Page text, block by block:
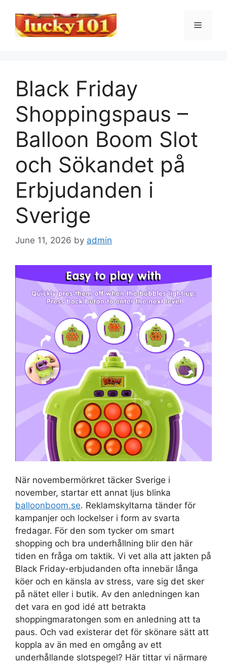
content
Menu
Black Friday
Shoppingspaus –
Balloon Boom Slot
och Sökandet på
Erbjudanden i
Sverige
June 11, 2026 by admin
När novembermörkret täcker Sverige i
november, startar ett annat ljus blinka
balloonboom.se. Reklamskyltarna tänder för
kampanjer och lockelser i form av svarta
fredagar. För den som tycker om smart
shopping och bra underhållning blir den här
tiden en fråga om taktik. Vi vet alla att jakten på
Black Friday-erbjudanden ofta innebär långa
köer och en känsla av stress, vare sig det sker
på nätet eller i butik. Av den anledningen kan
det vara en god idé att betrakta
shoppingmaratongen som en anledning att ta
paus. Och vad existerar det för skönare sätt att
koppla av än med en omgång av ett
underhållande slotspegel? Här tittar vi närmare